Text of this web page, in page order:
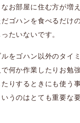
お部屋に住む方が増
ゴハンを食べるだけ
たいないです。
をゴハン以外のタイ
何か作業したりお勉
りするときにも使う
うのはとても重要な